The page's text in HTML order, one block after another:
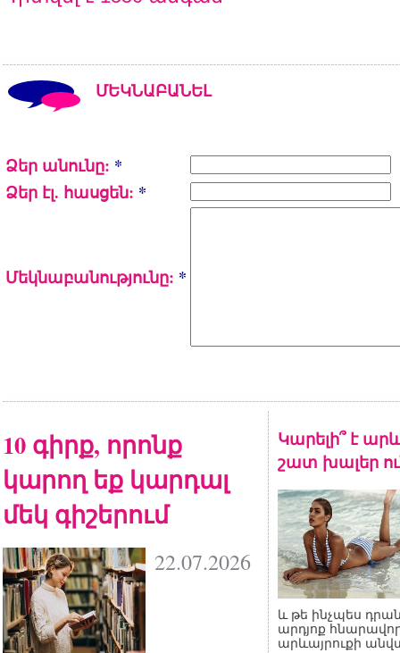
ՄԵԿՆԱԲԱՆԵԼ
Ձեր անունը: *
Ձեր էլ. հասցեն: *
Մեկնաբանությունը: *
10 գիրք, որոնք
կարող եք կարդալ
մեկ գիշերում
22.07.2026
Կարելի՞ է
շատ խալեր
և թե ինչպես
արդյոք
արևայրուքի